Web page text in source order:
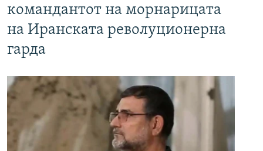
командантот на морнарицата
на Иранската револуционерна
гарда